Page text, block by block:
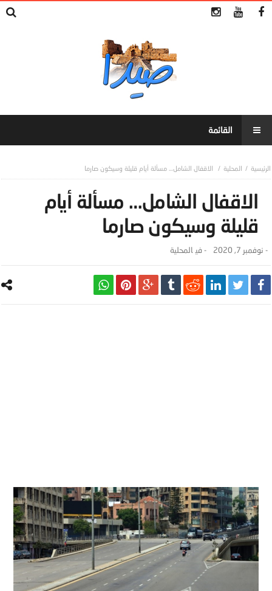
المحلية الاقفال الشامل… مسألة أيام قليلة وسيكون صارما
الاقفال الشامل… مسألة أيام
قليلة وسيكون صارما
- نوفمبر 7, 2020 - ‎في المحلية